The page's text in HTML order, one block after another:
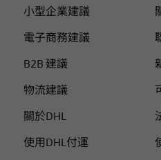
小型企業建議
電子商務建議
B2B 建議
物流建議
關於DHL
使用DHL付運